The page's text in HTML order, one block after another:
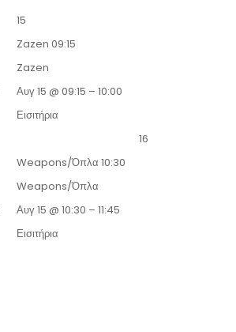
15
Zazen 09:15
Zazen
Αυγ 15 @ 09:15 – 10:00
Εισιτήρια
Weapons/Όπλα 10:30
Weapons/Όπλα
Αυγ 15 @ 10:30 – 11:45
Εισιτήρια
16